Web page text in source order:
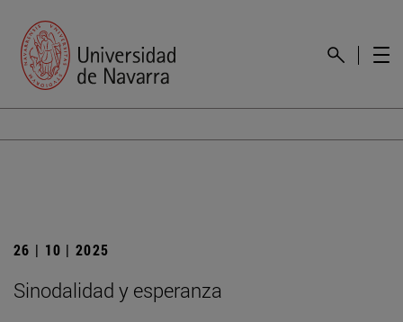
26 | 10 | 2025
Sinodalidad y esperanza